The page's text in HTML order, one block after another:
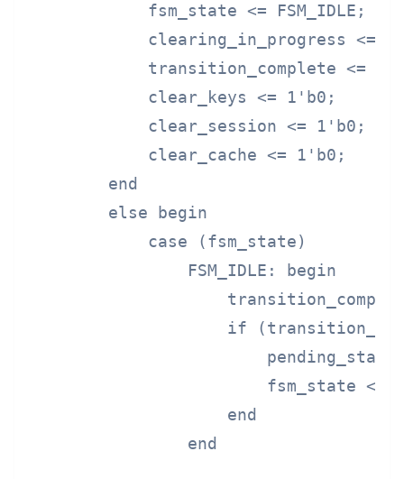
            fsm_state <= FSM_IDLE;
clearing_in_progress <=
transition_complete <=
            clear_keys <= 1'b0;
            clear_session <= 1'b0;
            clear_cache <= 1'b0;
        end
        else begin
            case (fsm_state)
                FSM_IDLE: begin
if
pending_state
fsm_state <=
                    end
                end